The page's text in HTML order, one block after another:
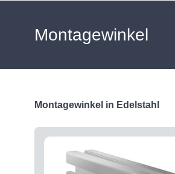
Montagewinkel
Montagewinkel in Edelstahl